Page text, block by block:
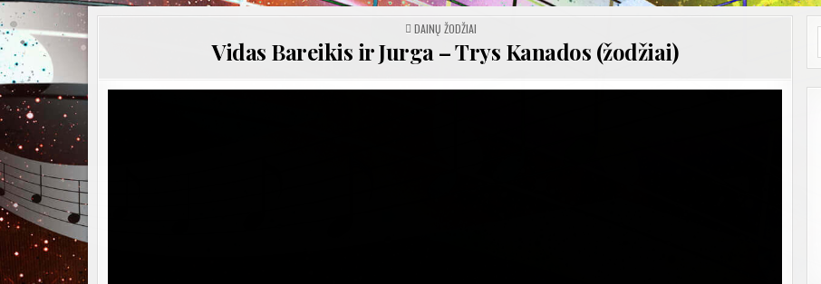
POSTED
IN
DAINŲ ŽODŽIAI
Vidas Bareikis ir Jurga – Trys Kanados (žodžiai)